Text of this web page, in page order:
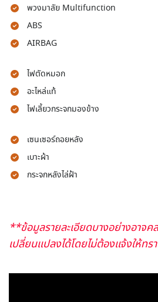
พวงมาลัย Multifunction
ABS
AIRBAG
ไฟตัดหมอก
อะไหล่แท้
ไฟเลี้ยวกระจกมองข้าง
เซนเซอร์ถอยหลัง
เบาะผ้า
กระจกหลังไล่ฝ้า
**ข้อมูลรายละเอียดบางอย่างอาจค
เปลี่ยนแปลงได้โดยไม่ต้องแจ้งให้ท